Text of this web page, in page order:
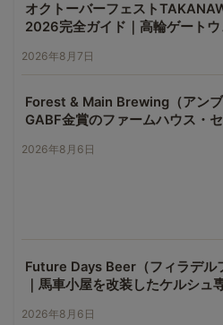
オクトーバーフェスト
2026完全ガイド｜高輪ゲートウ
2026年8月7日
Forest & Main Brewing（アンブ
GABF金賞のファームハウス・
2026年8月6日
Future Days Beer（フィラデル
｜馬車小屋を改装したケルシュ
2026年8月6日